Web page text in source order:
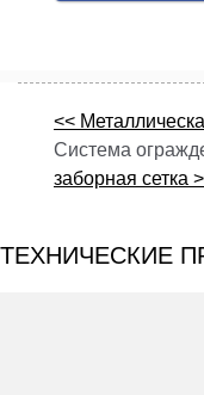
<<
Система
заборная сетка
ТЕХНИЧЕСКИЕ